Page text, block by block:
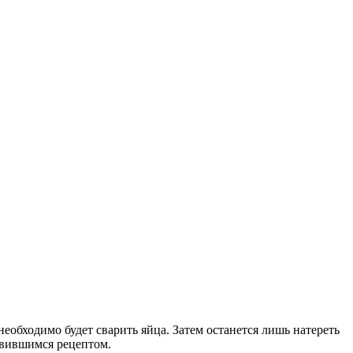
будет сварить яйца. Затем останется лишь натереть
рецептом.